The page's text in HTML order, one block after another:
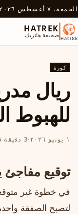
الجمعة، ٧ أغسطس ٢٠٢٦
HATREK
صحيفة هاتريك
كورة
ريال
للهبوط
١ يونيو ٢٠٢٦ ·3 دقيقة قراءة
توقيع مفاجئ
في خطوة غير
لتصبح الصفقة